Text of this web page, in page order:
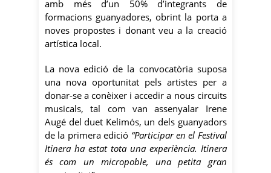
amb més d’un 50% d’integrants de
formacions guanyadores, obrint la porta a
noves propostes i donant veu a la creació
artística local.
La nova edició de la convocatòria suposa
una nova oportunitat pels artistes per a
donar-se a conèixer i accedir a nous circuits
musicals, tal com van assenyalar Irene
Augé del duet Kelimós, un dels guanyadors
de la primera edició “Participar en el Festival
Itinera ha estat tota una experiència. Itinera
és com un micropoble, una petita gran